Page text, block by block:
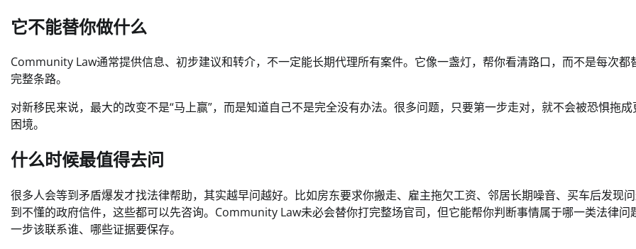
它不能替你做什么
Community Law通常提供信息、初步建议和转介，不一定能长期代理所有案件。它像一盏灯，帮你看清路口，而不是每次都
完整条路。
对新移民来说，最大的改变不是“马上赢”，而是知道自己不是完全没有办法。很多问题，只要第一步走对，就不会被恐惧拖成
困境。
什么时候最值得去问
很多人会等到矛盾爆发才找法律帮助，其实越早问越好。比如房东要求你搬走、雇主拖欠工资、邻居长期噪音、买车后发现
到不懂的政府信件，这些都可以先咨询。Community Law未必会替你打完整场官司，但它能帮你判断事情属于哪一类法律问
一步该联系谁、哪些证据要保存。